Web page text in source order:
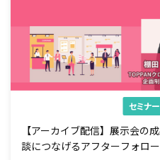
セミナ
【アーカイブ配信】展示会の
談につなげるアフターフォロ